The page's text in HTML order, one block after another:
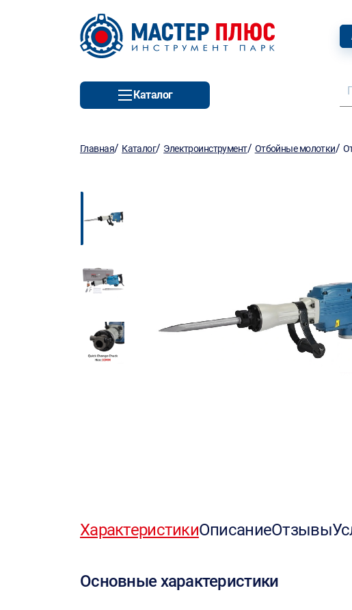
Каталог
Главная/ Каталог/ Электроинструмент/ Отбойные молотки/
ХарактеристикиОписаниеОтзывы
Основные характеристики